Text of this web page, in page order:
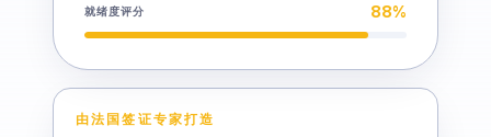
就绪度评分 88%
由法国签证专家打造